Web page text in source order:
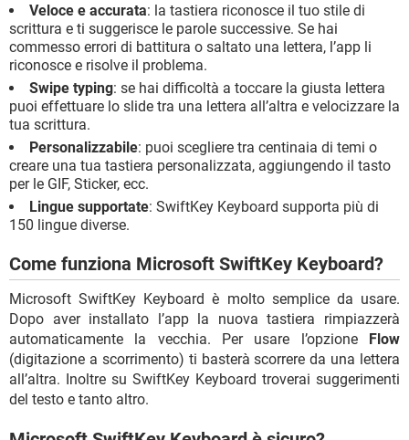
Veloce e accurata: la tastiera riconosce il tuo stile di
scrittura e ti suggerisce le parole successive. Se hai
commesso errori di battitura o saltato una lettera, l’app li
riconosce e risolve il problema.
Swipe typing: se hai difficoltà a toccare la giusta lettera
puoi effettuare lo slide tra una lettera all’altra e velocizzare la
tua scrittura.
Personalizzabile: puoi scegliere tra centinaia di temi o
creare una tua tastiera personalizzata, aggiungendo il tasto
per le GIF, Sticker, ecc.
Lingue supportate: SwiftKey Keyboard supporta più di
150 lingue diverse.
Come funziona Microsoft SwiftKey Keyboard?
Microsoft SwiftKey Keyboard è molto semplice da usare.
Dopo aver installato l’app la nuova tastiera rimpiazzerà
automaticamente la vecchia. Per usare l’opzione Flow
(digitazione a scorrimento) ti basterà scorrere da una lettera
all’altra. Inoltre su SwiftKey Keyboard troverai suggerimenti
del testo e tanto altro.